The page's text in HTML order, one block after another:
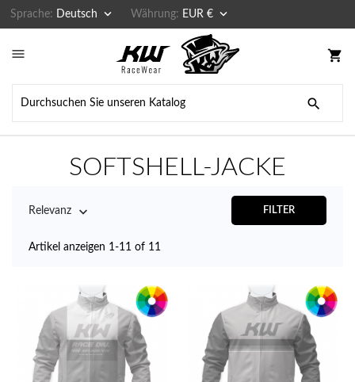
Sprache: Deutsch  Währung: EUR € 
 shopping_cart

SOFTSHELL-JACKE
Relevanz  FILTER
Artikel anzeigen 1-11 of 11